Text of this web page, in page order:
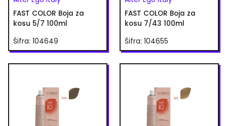
FAST COLOR Boja za
kosu 5/7 100ml
Šifra: 104649
FAST COLOR Boja za
kosu 7/43 100ml
Šifra: 104655